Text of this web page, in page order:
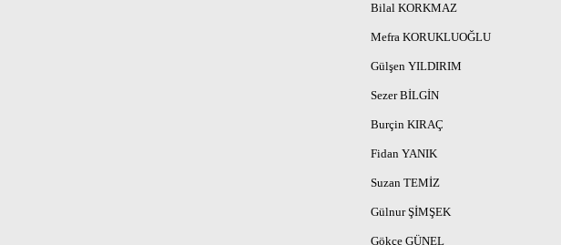
Bilal KORKMAZ
Mefra KORUKLUOĞLU
Gülşen YILDIRIM
Sezer BİLGİN
Burçin KIRAÇ
Fidan YANIK
Suzan TEMİZ
Gülnur ŞİMŞEK
Gökçe GÜNEL